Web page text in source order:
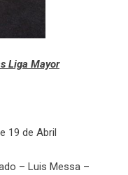
Liga Mayor
19 de Abril
– Luis Messa –